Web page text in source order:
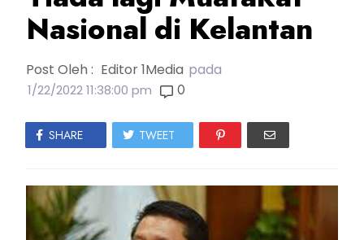
Nasional di Kelantan
Post Oleh : Editor 1Media pada
1/22/2022 11:38:00 pm 0
SHARE TWEET